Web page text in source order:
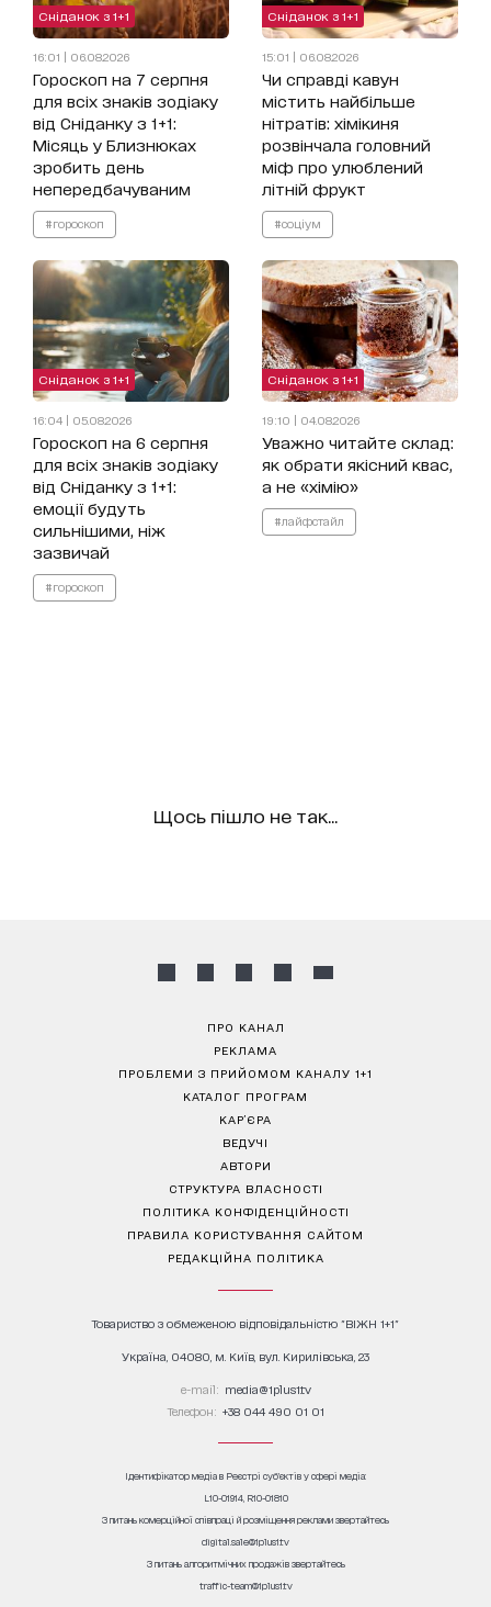
Сніданок з 1+1
16:01 | 06.08.2026
Гороскоп на 7 серпня
для всіх знаків зодіаку
від Сніданку з 1+1:
Місяць у Близнюках
зробить день
непередбачуваним
#гороскоп
Сніданок з 1+1
15:01 | 06.08.2026
Чи справді кавун
містить найбільше
нітратів: хімікиня
розвінчала головний
міф про улюблений
літній фрукт
#соціум
Сніданок з 1+1
16:04 | 05.08.2026
Гороскоп на 6 серпня
для всіх знаків зодіаку
від Сніданку з 1+1:
емоції будуть
сильнішими, ніж
зазвичай
#гороскоп
Сніданок з 1+1
19:10 | 04.08.2026
Уважно читайте склад:
як обрати якісний квас,
а не «хімію»
#лайфстайл
Щось пішло не так...
ПРО КАНАЛ
РЕКЛАМА
ПРОБЛЕМИ З ПРИЙОМОМ КАНАЛУ 1+1
КАТАЛОГ ПРОГРАМ
КАР’ЄРА
ВЕДУЧІ
АВТОРИ
СТРУКТУРА ВЛАСНОСТІ
ПОЛІТИКА КОНФІДЕНЦІЙНОСТІ
ПРАВИЛА КОРИСТУВАННЯ САЙТОМ
РЕДАКЦІЙНА ПОЛІТИКА
Товариство з обмеженою відповідальністю "ВІЖН 1+1"
Україна, 04080, м. Київ, вул. Кирилівська, 23
е-mail: media@1plus1.tv
Телефон: +38 044 490 01 01
Ідентифікатор медіа в Реєстрі суб’єктів у сфері медіа:
L10-01914, R10-01810
З питань комерційної співпраці й розміщення реклами звертайтесь
digital.sale@1plus1.tv
З питань алгоритмічних продажів звертайтесь
traffic-team@1plus1.tv